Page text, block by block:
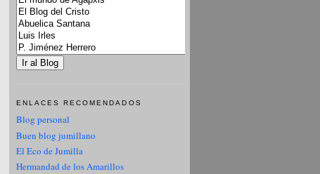
ENLACES RECOMENDADOS
Blog personal
Buen blog jumillano
El Eco de Jumilla
Hermandad de los Amarillos